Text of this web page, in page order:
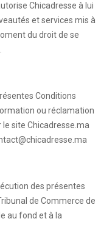
Chicadresse à lui
et services mis à
du droit de se
Conditions
ou réclamation
site Chicadresse.ma
des présentes
de Commerce de
au fond et à la